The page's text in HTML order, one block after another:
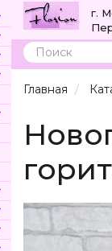
г.
Поиск
Главная